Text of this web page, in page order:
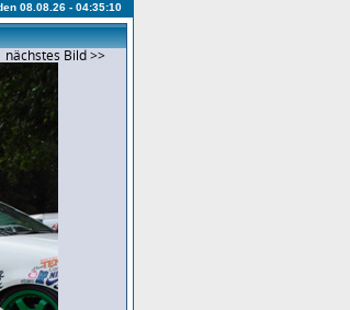
08.08.26 - 04:35:10
nächstes Bild >>